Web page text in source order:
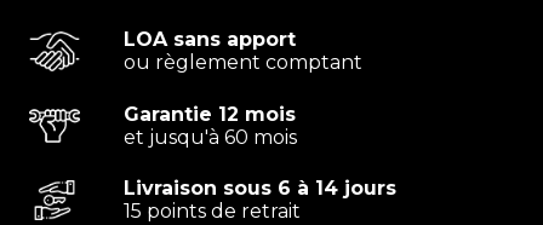
LOA sans apport
ou règlement comptant
Garantie 12 mois
et jusqu'à 60 mois
Livraison sous 6 à 14 jours
15 points de retrait